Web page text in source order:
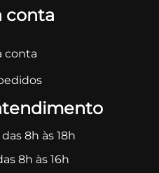
conta
conta
8h às 18h
8h às 16h